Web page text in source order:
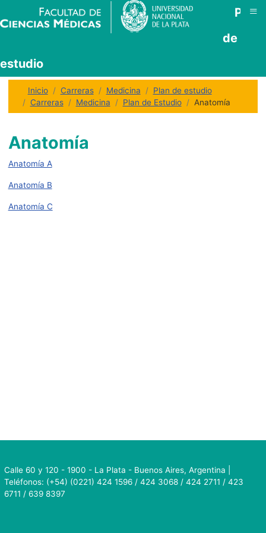
Inicio Carreras Medicina
Plan de estudio
Carreras
Medicina Plan de Estudio Anatomía
Anatomía
Anatomía A
Anatomía B
Anatomía C
Calle 60 y 120 - 1900 - La Plata - Buenos Aires, Argentina |
Teléfonos: (+54) (0221) 424 1596 / 424 3068 / 424 2711 / 423
6711 / 639 8397
Plan
de
estudio
≡